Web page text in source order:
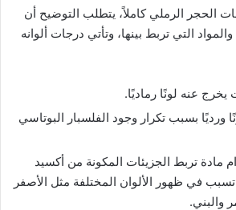
الحجر الرملي كاملاً، يتطلب التوضيح أن
التي تربط بينها، وتأتي درجات ألوانه
عنه لونًا رماديًا.
ورديًا بسبب تكرار وجود الفلسبار البوتاسي
مادة تربط الجزيئات المكونة من أكسيد
تسبب في ظهور الألوان المختلفة مثل الأصفر
والبني.